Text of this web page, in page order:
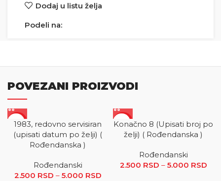
Dodaj u listu želja
Podeli na:
POVEZANI PROIZVODI
SALE
1983, redovno servisiran
(upisati datum po želji) (
Rođendanska )
Rođendanski
2.500 RSD – 5.000 RSD
SALE
Konačno 8 (Upisati broj po
želji) ( Rođendanska )
Rođendanski
2.500 RSD – 5.000 RSD